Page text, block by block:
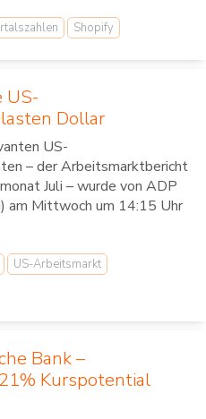
Shopify
US-
Dollar
US-
– der Arbeitsmarktbericht
Juli – wurde von ADP
am Mittwoch um 14:15 Uhr
US-Arbeitsmarkt
Bank –
Kurspotential